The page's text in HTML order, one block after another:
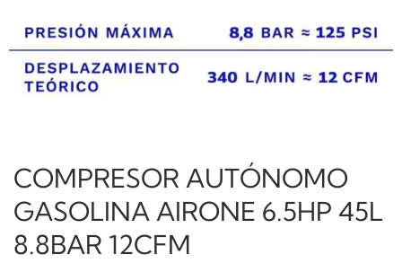
COMPRESOR AUTÓNOMO
GASOLINA AIRONE 6.5HP 45L
8.8BAR 12CFM